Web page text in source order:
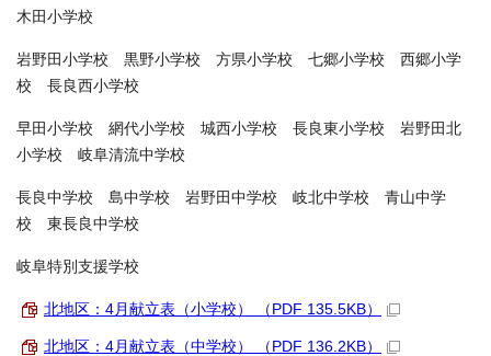
木田小学校
岩野田小学校 黒野小学校 方県小学校 七郷小学校 西郷小学
校 長良西小学校
早田小学校 網代小学校 城西小学校 長良東小学校 岩野田北
小学校 岐阜清流中学校
長良中学校 島中学校 岩野田中学校 岐北中学校 青山中学
校 東長良中学校
岐阜特別支援学校
北地区：4月献立表（小学校） （PDF 135.5KB）
北地区：4月献立表（中学校） （PDF 136.2KB）